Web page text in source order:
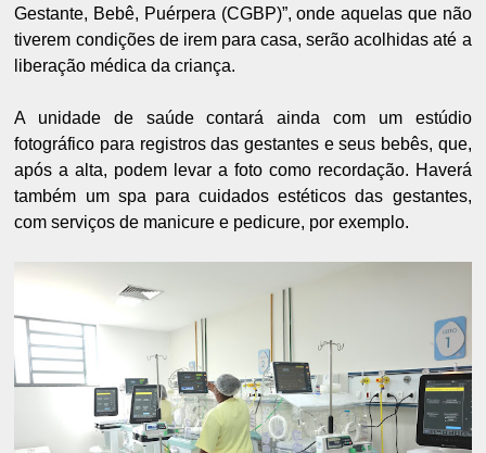
Gestante, Bebê, Puérpera (CGBP)”, onde aquelas que não
tiverem condições de irem para casa, serão acolhidas até a
liberação médica da criança.
A unidade de saúde contará ainda com um estúdio
fotográfico para registros das gestantes e seus bebês, que,
após a alta, podem levar a foto como recordação. Haverá
também um spa para cuidados estéticos das gestantes,
com serviços de manicure e pedicure, por exemplo.